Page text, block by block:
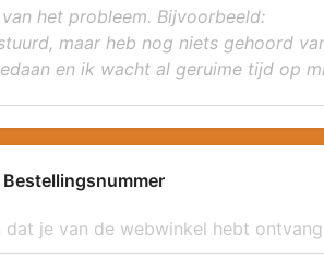
Bestellingsnummer